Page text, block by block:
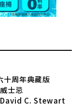
十周年典藏版
士忌
David C. Stewart